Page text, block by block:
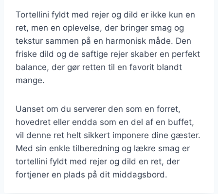
Tortellini fyldt med rejer og dild er ikke kun en
ret, men en oplevelse, der bringer smag og
tekstur sammen på en harmonisk måde. Den
friske dild og de saftige rejer skaber en perfekt
balance, der gør retten til en favorit blandt
mange.
Uanset om du serverer den som en forret,
hovedret eller endda som en del af en buffet,
vil denne ret helt sikkert imponere dine gæster.
Med sin enkle tilberedning og lækre smag er
tortellini fyldt med rejer og dild en ret, der
fortjener en plads på dit middagsbord.